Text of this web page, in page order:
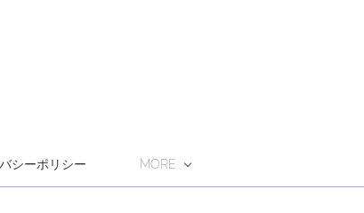
シーポリシー MORE